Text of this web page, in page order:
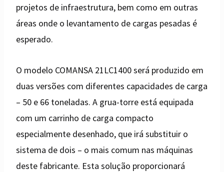
projetos de infraestrutura, bem como em outras
áreas onde o levantamento de cargas pesadas é
esperado.
O modelo COMANSA 21LC1400 será produzido em
duas versões com diferentes capacidades de carga
– 50 e 66 toneladas. A grua-torre está equipada
com um carrinho de carga compacto
especialmente desenhado, que irá substituir o
sistema de dois – o mais comum nas máquinas
deste fabricante. Esta solução proporcionará